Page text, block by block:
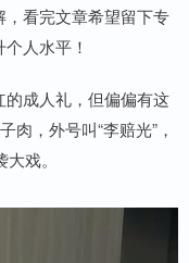
看完文章希望留下专
人水平！
成人礼，但偏偏有这
肉，外号叫“李赔光”，
戏。